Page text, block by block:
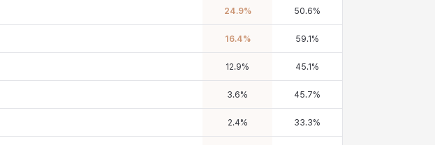
24.9% 50.6%
16.4% 59.1 %
12.9% 45.1 %
3.6% 45.7%
2.4% 33.3%